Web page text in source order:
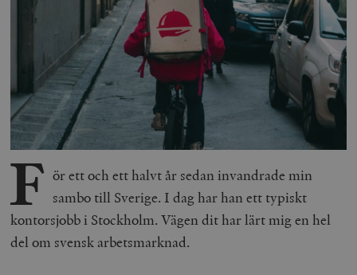
F ör ett och ett halvt år sedan invandrade min
sambo till Sverige. I dag har han ett typiskt
kontorsjobb i Stockholm. Vägen dit har lärt mig en hel
del om svensk arbetsmarknad.